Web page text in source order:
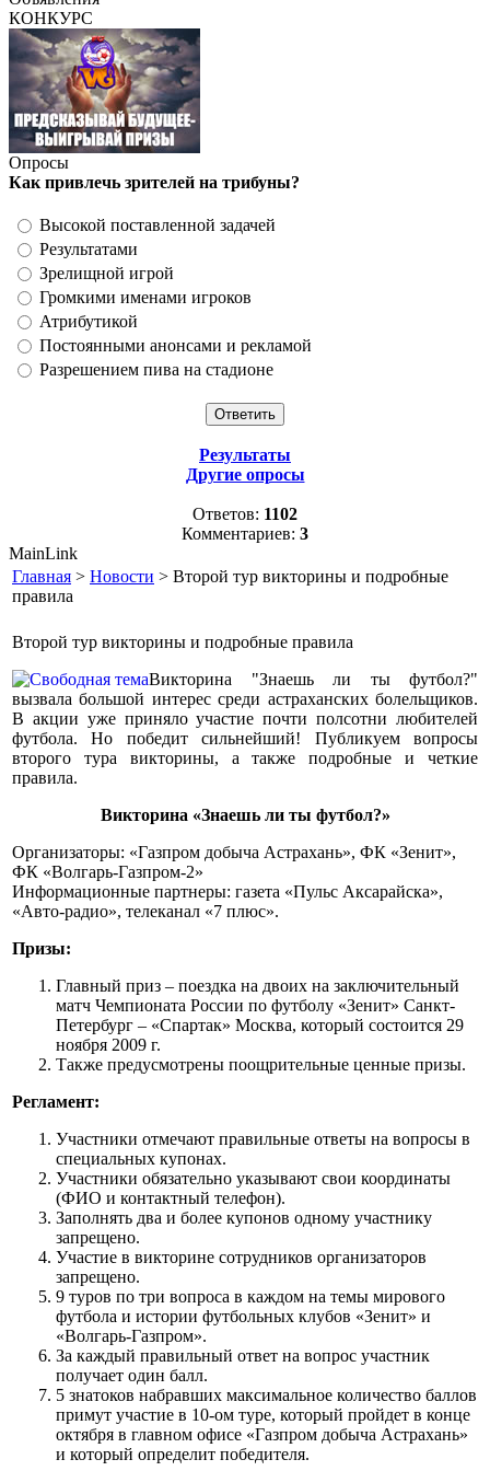
КОНКУРС
Опросы
Как привлечь зрителей на трибуны?
Высокой поставленной задачей
Результатами
Зрелищной игрой
Громкими именами игроков
Атрибутикой
Постоянными анонсами и рекламой
Разрешением пива на стадионе
Результаты
Другие опросы
Ответов: 1102
Комментариев: 3
MainLink
Главная > Новости > Второй тур викторины и подробные
правила
Второй тур викторины и подробные правила
Викторина "Знаешь ли ты футбол?"
вызвала большой интерес среди астраханских болельщиков.
В акции уже приняло участие почти полсотни любителей
футбола. Но победит сильнейший! Публикуем вопросы
второго тура викторины, а также подробные и четкие
правила.
Викторина «Знаешь ли ты футбол?»
Организаторы: «Газпром добыча Астрахань», ФК «Зенит»,
ФК «Волгарь-Газпром-2»
Информационные партнеры: газета «Пульс Аксарайска»,
«Авто-радио», телеканал «7 плюс».
Призы:
Главный приз – поездка на двоих на заключительный
матч Чемпионата России по футболу «Зенит» Санкт-
Петербург – «Спартак» Москва, который состоится 29
ноября 2009 г.
Также предусмотрены поощрительные ценные призы.
Регламент:
Участники отмечают правильные ответы на вопросы в
специальных купонах.
Участники обязательно указывают свои координаты
(ФИО и контактный телефон).
Заполнять два и более купонов одному участнику
запрещено.
Участие в викторине сотрудников организаторов
запрещено.
9 туров по три вопроса в каждом на темы мирового
футбола и истории футбольных клубов «Зенит» и
«Волгарь-Газпром».
За каждый правильный ответ на вопрос участник
получает один балл.
5 знатоков набравших максимальное количество баллов
примут участие в 10-ом туре, который пройдет в конце
октября в главном офисе «Газпром добыча Астрахань»
и который определит победителя.